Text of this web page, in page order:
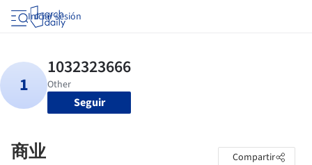
Iniciar sesión
Seguir
商业 Compartir